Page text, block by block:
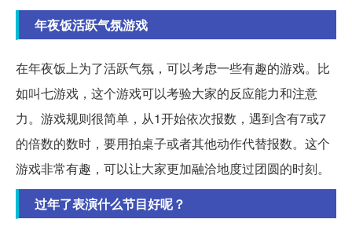
年夜饭活跃气氛游戏
在年夜饭上为了活跃气氛，可以考虑一些有趣的游戏。比
如叫七游戏，这个游戏可以考验大家的反应能力和注意
力。游戏规则很简单，从1开始依次报数，遇到含有7或7
的倍数的数时，要用拍桌子或者其他动作代替报数。这个
游戏非常有趣，可以让大家更加融洽地度过团圆的时刻。
过年了表演什么节目好呢？